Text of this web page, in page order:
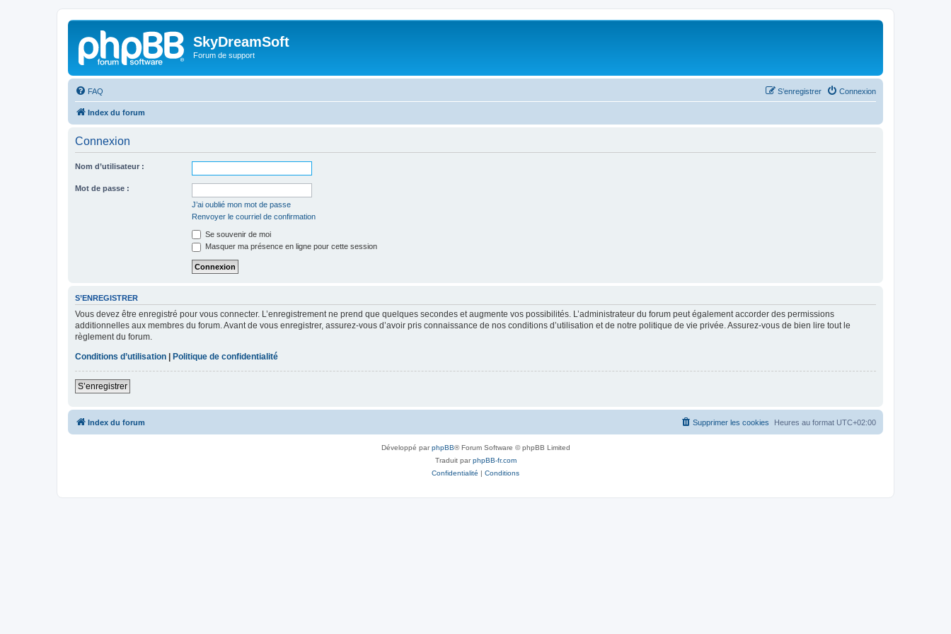
SkyDreamSoft
Forum de support
FAQ Connexion
S’enregistrer
Index du forum
Connexion
Nom d’utilisateur :
Mot de passe :
J’ai oublié mon mot de passe
Renvoyer le courriel de confirmation
Se souvenir de moi
Masquer ma présence en ligne pour cette session
S’ENREGISTRER
Vous devez être enregistré pour vous connecter. L’enregistrement ne prend que quelques secondes et augmente vos possibilités. L’administrateur du forum peut également accorder des permissions
additionnelles aux membres du forum. Avant de vous enregistrer, assurez-vous d’avoir pris connaissance de nos conditions d’utilisation et de notre politique de vie privée. Assurez-vous de bien lire tout le
règlement du forum.
Conditions d’utilisation
Politique de confidentialité
S’enregistrer
Index du forum Heures au format UTC+02:00
Supprimer les cookies
Développé parphpBB® Forum Software © phpBB Limited
Traduit parphpBB-fr.com
Confidentialité | Conditions